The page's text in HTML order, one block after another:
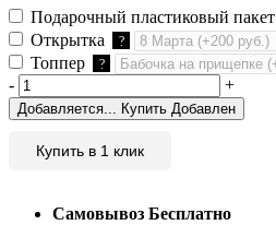
Подарочный пластиковый пакет
Открытка ?
Топпер ?
- +
Добавляется... Купить Добавлен
Купить в 1 клик
Самовывоз Бесплатно